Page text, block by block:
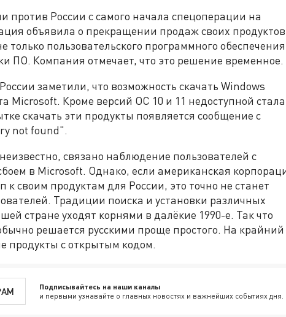
против России с самого начала спецоперации на
объявила о прекращении продаж своих
только пользовательского программного
ПО. Компания отмечает, что это решение временное.
заметили, что возможность скачать Windows
Microsoft. Кроме версий ОС 10 и 11 недоступной
скачать эти продукты появляется сообщение с
not found".
связано наблюдение пользователей с
в Microsoft. Однако, если американская
к своим продуктам для России, это точно не станет
Традиции поиска и установки различных
стране уходят корнями в далёкие 1990-е. Так что
решается русскими проще простого. На крайний
продукты с открытым кодом.
Подписывайтесь на наши каналы
и первыми узнавайте о главных новостях и важнейших событиях дня.